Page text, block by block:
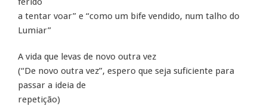
a tentar voar” e “como um bife vendido, num talho do
Lumiar”
A vida que levas de novo outra vez
(“De novo outra vez”, espero que seja suficiente para
passar a ideia de
repetição)